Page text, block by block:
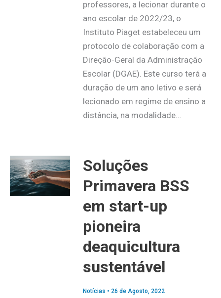
professores, a lecionar durante o
ano escolar de 2022/23, o
Instituto Piaget estabeleceu um
protocolo de colaboração com a
Direção-Geral da Administração
Escolar (DGAE). Este curso terá a
duração de um ano letivo e será
lecionado em regime de ensino a
distância, na modalidade…
Soluções
Primavera BSS
em start-up
pioneira
deaquicultura
sustentável
Notícias • 26 de Agosto, 2022